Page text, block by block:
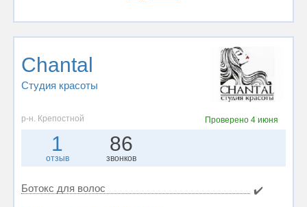
Chantal
Студия красоты
р-н. Крепостной Проверено4 июня
1
отзыв
86
звонков
Ботокс для волос ✔️